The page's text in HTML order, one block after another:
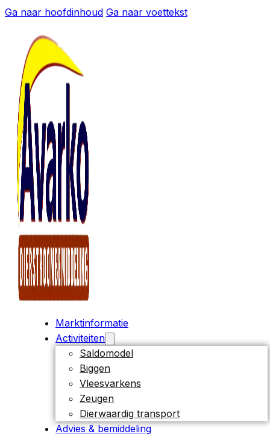
Ga naar hoofdinhoud Ga naar voettekst
Marktinformatie
Activiteiten
Saldomodel
Biggen
Vleesvarkens
Zeugen
Dierwaardig transport
Advies & bemiddeling